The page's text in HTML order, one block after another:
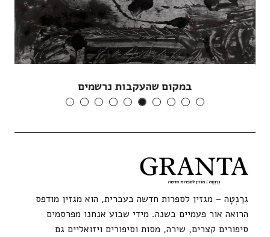
במקום שהעקבות נרשמים
גְרַנְטָה – מגזין לספרות חדשה בעברית, הוא מגזין מודפס
הרואה אור פעמיים בשנה. מידי שבוע אנחנו מפרסמים
סיפורים קצרים, שירה, מסות וסיפורים ויזואליים גם